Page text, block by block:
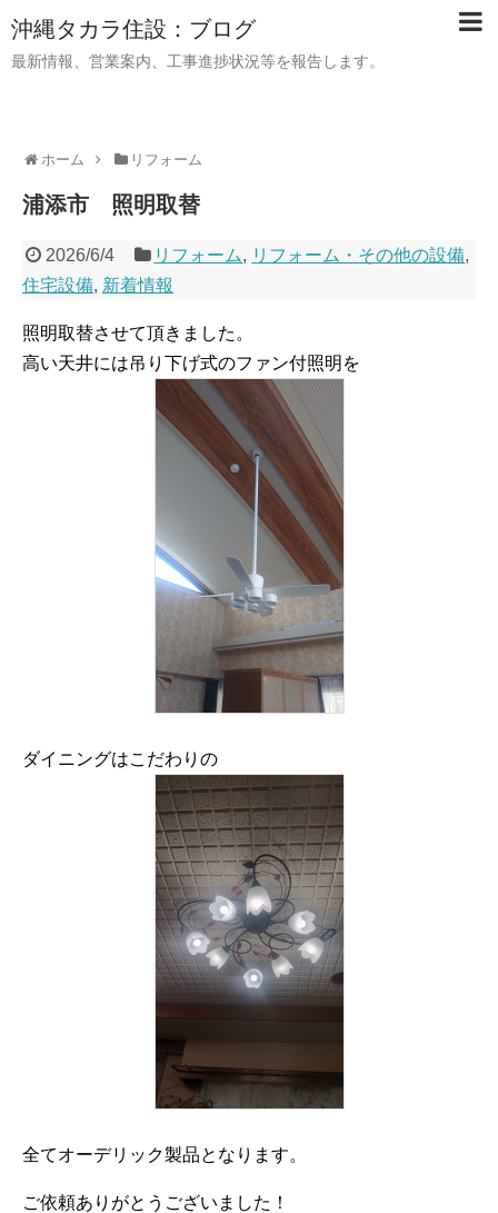
沖縄タカラ住設：ブログ
最新情報、営業案内、工事進捗状況等を報告します。
ホーム リフォーム
浦添市 照明取替
2026/6/4 リフォーム, リフォーム・その他の設備,
住宅設備, 新着情報
照明取替させて頂きました。
高い天井には吊り下げ式のファン付照明を
ダイニングはこだわりの
全てオーデリック製品となります。
ご依頼ありがとうございました！